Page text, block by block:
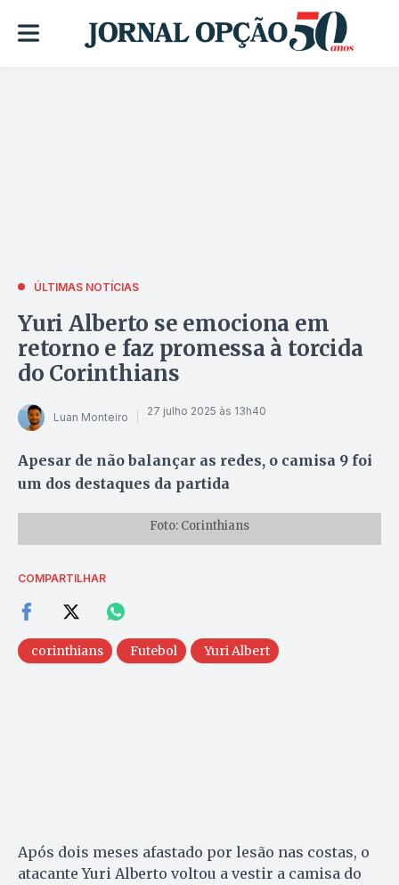
ÚLTIMAS NOTÍCIAS
Yuri Alberto se emociona em
retorno e faz promessa à torcida
do Corinthians
Luan Monteiro 27 julho 2025 às 13h40
Apesar de não balançar as redes, o camisa 9 foi
um dos destaques da partida
Foto: Corinthians
COMPARTILHAR
corinthians Futebol Yuri Albert
Após dois meses afastado por lesão nas costas, o
atacante Yuri Alberto voltou a vestir a camisa do